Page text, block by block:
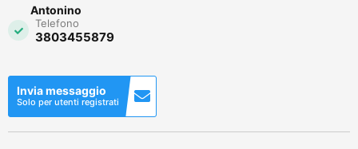
Antonino
Telefono
3803455879
Invia messaggio
Solo per utenti registrati